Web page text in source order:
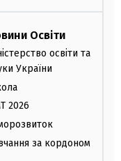
Освіти
освіти та
України
2026
за кордоном